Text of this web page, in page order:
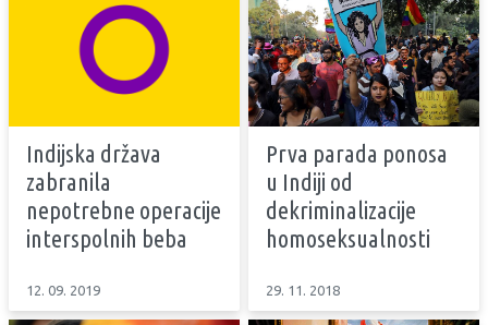
Indijska država
zabranila
nepotrebne operacije
interspolnih beba
12. 09. 2019
Prva parada ponosa
u Indiji od
dekriminalizacije
homoseksualnosti
29. 11. 2018